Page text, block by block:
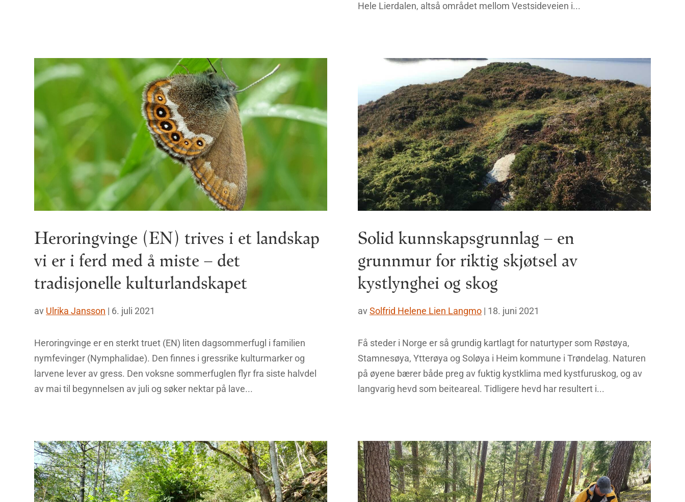
Hele Lierdalen, altså området mellom Vestsideveien i...
Heroringvinge (EN) trives i et landskap
vi er i ferd med å miste – det
tradisjonelle kulturlandskapet
av Ulrika Jansson | 6. juli 2021
Heroringvinge er en sterkt truet (EN) liten dagsommerfugl i familien
nymfevinger (Nymphalidae). Den finnes i gressrike kulturmarker og
larvene lever av gress. Den voksne sommerfuglen flyr fra siste halvdel
av mai til begynnelsen av juli og søker nektar på lave...
Solid kunnskapsgrunnlag – en
grunnmur for riktig skjøtsel av
kystlynghei og skog
avSolfrid Helene Lien Langmo | 18. juni 2021
Få steder i Norge er så grundig kartlagt for naturtyper som Røstøya,
Stamnesøya, Ytterøya og Soløya i Heim kommune i Trøndelag. Naturen
på øyene bærer både preg av fuktig kystklima med kystfuruskog, og av
langvarig hevd som beiteareal. Tidligere hevd har resultert i...